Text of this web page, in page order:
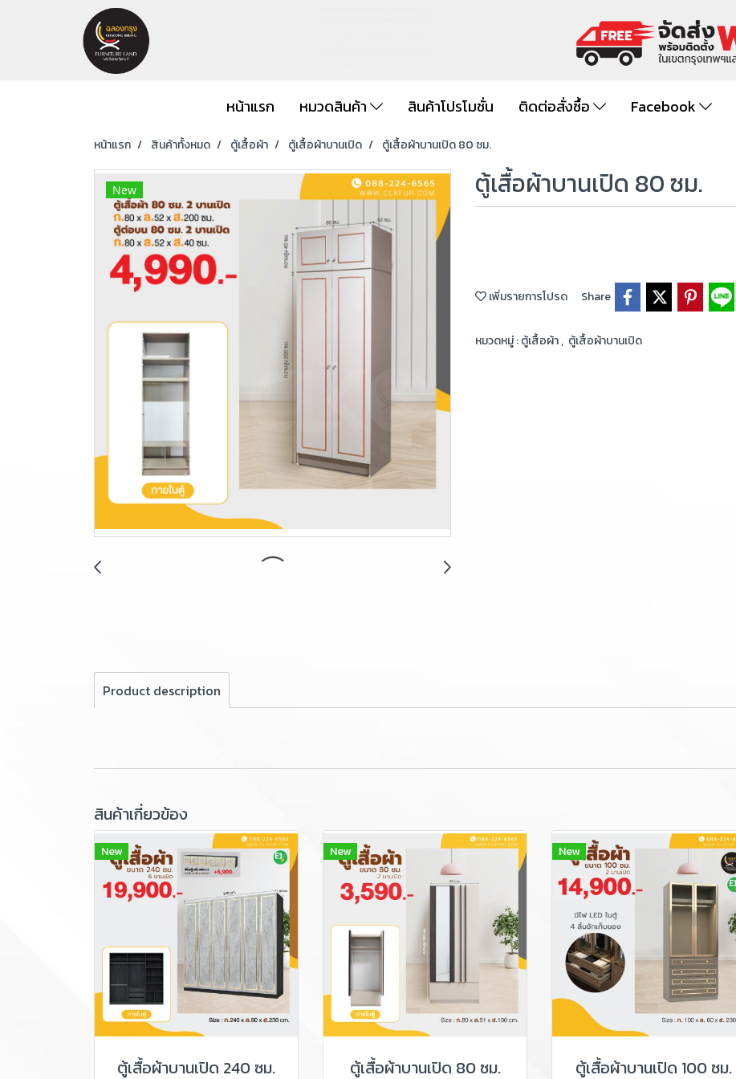
หน้าแรก หมวดสินค้า สินค้าโปรโมชั่น ติดต่อสั่งซื้อ Facebook
หน้าแรก สินค้าทั้งหมด ตู้เสื้อผ้า ตู้เสื้อผ้าบานเปิด ตู้เสื้อผ้าบานเปิด 80 ซม.
New ตู้เสื้อผ้าบานเปิด 80 ซม.
เพิ่มรายการโปรด Share
หมวดหมู่ :ตู้เสื้อผ้า, ตู้เสื้อผ้าบานเปิด
Product description
สินค้าเกี่ยวข้อง
New
ตู้เสื้อผ้าบานเปิด 240 ซม.
New
ตู้เสื้อผ้าบานเปิด 80 ซม.
New
ตู้เสื้อผ้าบานเปิด 100 ซม.